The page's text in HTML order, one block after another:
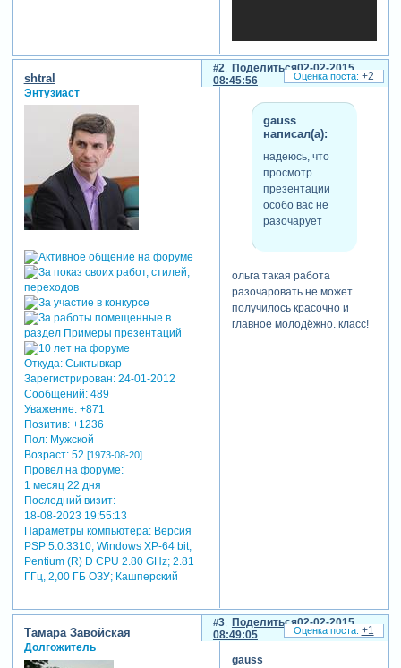
теги: романтический
Поделиться
2
02-02-2015
08:45:56
shtral
Энтузиаст
Откуда:Сыктывкар
Зарегистрирован: 24-01-2012
Сообщений:489
Уважение: +871
Позитив: +1236
Пол:Мужской
Возраст:52 [1973-08-20]
Провел на форуме:
1 месяц 22 дня
Последний визит:
18-08-2023 19:55:13
Параметры компьютера:Версия
PSP 5.0.3310; Windows XP-64 bit;
Pentium (R) D CPU 2.80 GHz; 2.81
ГГц, 2,00 ГБ ОЗУ; Кашперский
gauss
написал(а):
надеюсь, что
просмотр
презентации
особо вас не
разочарует
ольга такая работа
разочаровать не может.
получилось красочно и
главное молодёжно. класс!
+2
Поделиться
3
02-02-2015
08:49:05
Тамара Завойская
Долгожитель
gauss
+1